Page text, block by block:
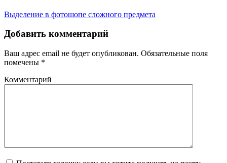
Выделение в фотошопе сложного предмета
Добавить комментарий
Ваш адрес email не будет опубликован. Обязательные поля
помечены *
Комментарий